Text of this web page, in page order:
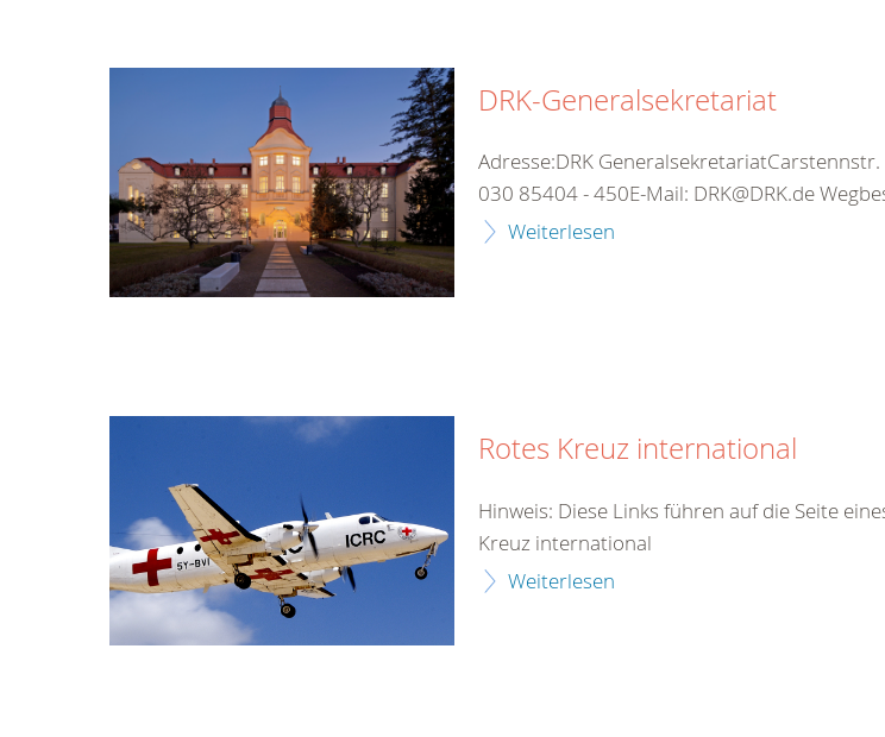
DRK-Generalsekretariat
Adresse:DRK
030 85404 - 450E-Mail: DRK@DRK.de
Weiterlesen
Rotes Kreuz international
Hinweis: Diese Links führen auf die Seite
Kreuz international
Weiterlesen